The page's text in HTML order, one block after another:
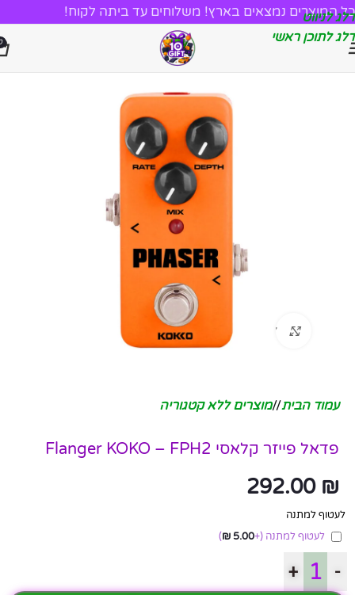
דלג לניווט
דלג לתוכן ראשי
כל המוצרים נמצאים בארץ! משלוחים עד ביתה לקוח!
לחץ להגדלה
עמוד הבית/ מוצרים ללא קטגוריה
פדאל פייזר קלאסי Flanger KOKO – FPH2
292.00 ₪
לעטוף למתנה
לעטוף למתנה (+
5.00
₪
)
-
+